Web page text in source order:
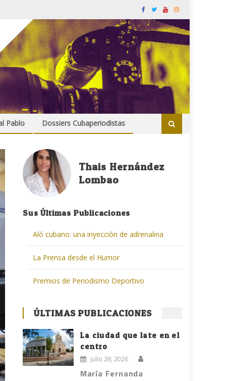
Pablo Dossiers Cubaperiodistas
Thais Hernández
Lombao
Sus Últimas Publicaciones
Aló cubano: una inyección de adrenalina
La Prensa desde el Humor
Premios de Periodismo Deportivo
ÚLTIMAS PUBLICACIONES
La ciudad que late en el
centro
julio 28, 2026
María Fernanda